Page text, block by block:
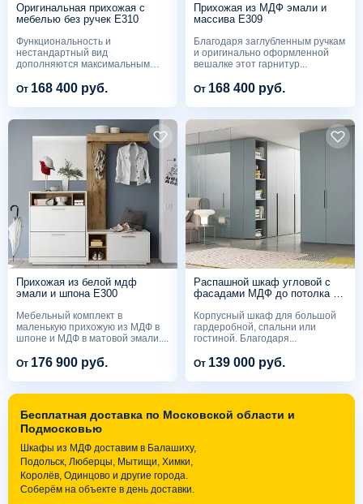
Оригинальная прихожая с
мебелью без ручек Е310
Функциональность и
нестандартный вид
дополняются максимальным
От 168 400 руб.
Прихожая из МДФ эмали и
массива Е309
Благодаря заглубленным ручкам
и оригинально оформленной
вешалке этот гарнитур...
От 168 400 руб.
Прихожая из белой мдф
эмали и шпона Е300
Мебельный комплект в
маленькую прихожую из МДФ в
шпоне и МДФ в матовой эмали....
От 176 900 руб.
Распашной шкаф угловой с
фасадами МДФ до потолка на
Корпусный шкаф для большой
гардеробной, спальни или
гостиной. Благодаря...
От 139 000 руб.
Бесплатная доставка по Московской области и
Подмосковью
Шкафы из МДФ доставим в Балашиху,
Подольск, Люберцы, Мытищи, Химки,
Королёв, Одинцово и другие города.
Соберём на объекте в день доставки.